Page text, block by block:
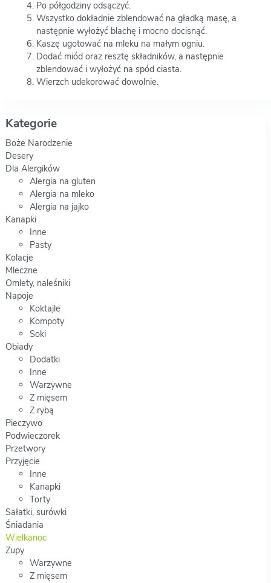
Po półgodziny odsączyć.
Wszystko dokładnie zblendować na gładką masę, a
następnie wyłożyć blachę i mocno docisnąć.
Kaszę ugotować na mleku na małym ogniu.
Dodać miód oraz resztę składników, a następnie
zblendować i wyłożyć na spód ciasta.
Wierzch udekorować dowolnie.
Kategorie
Boże Narodzenie
Desery
Dla Alergików
Alergia na gluten
Alergia na mleko
Alergia na jajko
Kanapki
Inne
Pasty
Kolacje
Mleczne
Omlety, naleśniki
Napoje
Koktajle
Kompoty
Soki
Obiady
Dodatki
Inne
Warzywne
Z mięsem
Z rybą
Pieczywo
Podwieczorek
Przetwory
Przyjęcie
Inne
Kanapki
Torty
Sałatki, surówki
Śniadania
Wielkanoc
Zupy
Warzywne
Z mięsem